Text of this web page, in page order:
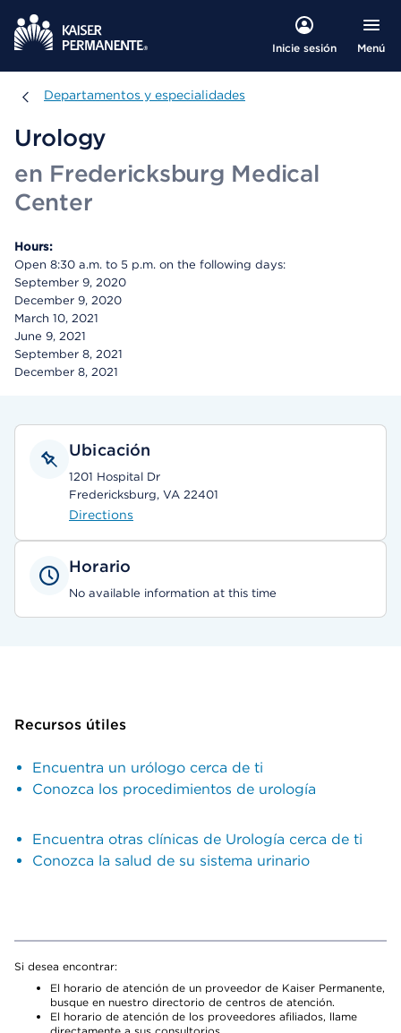
Inicie sesión Menú
Departamentos y especialidades
Departamentos y especialidades
Urology
en Fredericksburg Medical
Center
Hours:
Open 8:30 a.m. to 5 p.m. on the following days:
September 9, 2020
December 9, 2020
March 10, 2021
June 9, 2021
September 8, 2021
December 8, 2021
Ubicación
1201 Hospital Dr
Fredericksburg, VA 22401
Directions
Horario
No available information at this time
Recursos útiles
Encuentra un urólogo cerca de ti
Conozca los procedimientos de urología
Encuentra otras clínicas de Urología cerca de ti
Conozca la salud de su sistema urinario
Si desea encontrar:
El horario de atención de un proveedor de Kaiser Permanente,
busque en nuestro directorio de centros de atención.
El horario de atención de los proveedores afiliados, llame